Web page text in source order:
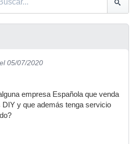
el 05/07/2020
empresa Española que venda
y que además tenga servicio